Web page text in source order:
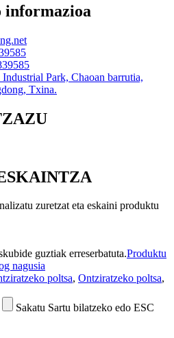
informazioa
Park, Chaoan barrutia,
Txina.
zuretzat eta eskaini produktu
guztiak erreserbatuta.Produktu
nagusia
poltsa, Ontziratzeko poltsa,
Sakatu Sartu bilatzeko edo ESC